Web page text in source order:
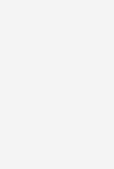
attraktiv. Entscheidend
und den deutschen
wirtschaftlich und
häufig mit sonnenreichen
jedoch gezielt für
– inklusive niedriger
und hoher Anforderungen